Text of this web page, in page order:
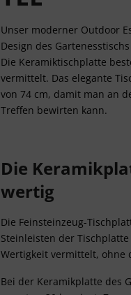
Unser moderner Outdoor
Design des
Die Keramiktischplatte
vermittelt. Das elegante
von 74 cm, damit man an
Treffen bewirten kann.
Die
wertig
Die Feinsteinzeug-
Steinleisten der
Wertigkeit vermittelt, ohne
Bei der Keramikplatte des